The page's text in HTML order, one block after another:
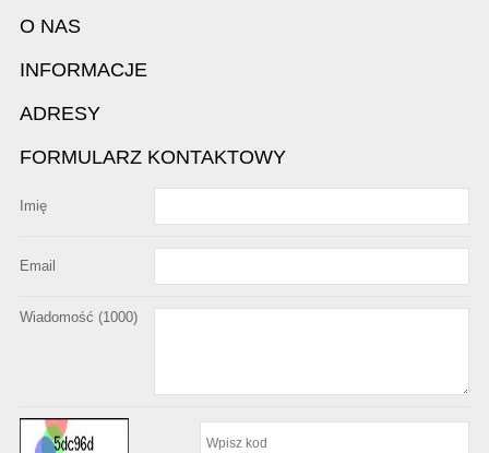
O NAS
INFORMACJE
ADRESY
FORMULARZ KONTAKTOWY
Imię
Email
Wiadomość (1000)